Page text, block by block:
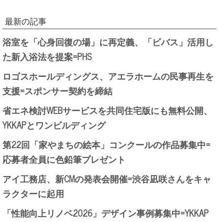
最新の記事
浴室を「心身回復の場」に再定義、「ビバス」活用し
た新入浴法を提案=PHS
ロゴスホールディングス、アエラホームの民事再生を
支援=スポンサー契約を締結
省エネ検討WEBサービスを共同住宅版にも無料公開、
YKKAPとワンビルディング
第22回「家やまちの絵本」コンクールの作品募集中=
応募者全員に色鉛筆プレゼント
アイ工務店、新CMの発表会開催=渋谷凪咲さんをキャ
ラクターに起用
「性能向上リノベ2026」デザイン事例募集中=YKKAP